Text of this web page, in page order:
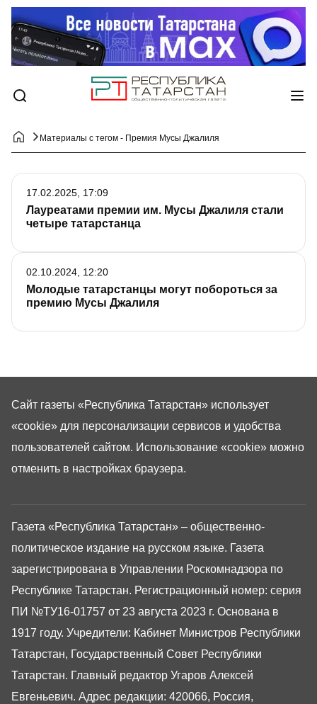
Материалы с тегом - Премия Мусы Джалиля
Лауреатами премии им. Мусы Джалиля стали
четыре татарстанца
17.02.2025, 17:09
Молодые татарстанцы могут побороться за
премию Мусы Джалиля
02.10.2024, 12:20
Газета «Республика Татарстан» – общественно-
политическое издание на русском языке. Газета
зарегистрирована в Управлении Роскомнадзора по
Республике Татарстан. Регистрационный номер: серия
ПИ №ТУ16-01757 от 23 августа 2023 г. Основана в
1917 году. Учредители: Кабинет Министров Республики
Татарстан, Государственный Совет Республики
Татарстан. Главный редактор Угаров Алексей
Евгеньевич. Адрес редакции: 420066, Россия,
Сайт газеты «Республика Татарстан» использует
«cookie» для персонализации сервисов и удобства
пользователей сайтом. Использование «cookie» можно
отменить в настройках браузера.